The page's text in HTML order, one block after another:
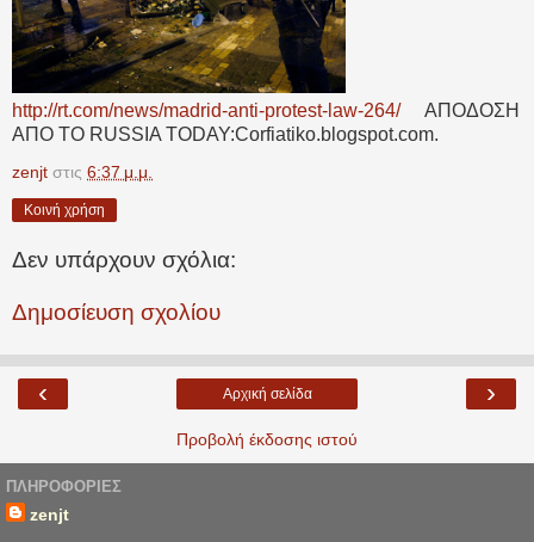
http://rt.com/news/madrid-anti-protest-law-264/ΑΠΟΔΟΣΗ
ΑΠΟ ΤΟ RUSSIA TODAY:Corfiatiko.blogspot.com.
zenjt στις 6:37 μ.μ.
Κοινή χρήση
Δεν υπάρχουν σχόλια:
Δημοσίευση σχολίου
‹ ›
Αρχική σελίδα
Προβολή έκδοσης ιστού
ΠΛΗΡΟΦΟΡΊΕΣ
zenjt